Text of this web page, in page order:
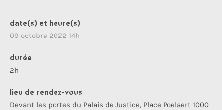
date(s) et heure(s)
09 octobre 2022 14h
durée
2h
lieu de rendez-vous
Devant les portes du Palais de Justice, Place Poelaert 1000